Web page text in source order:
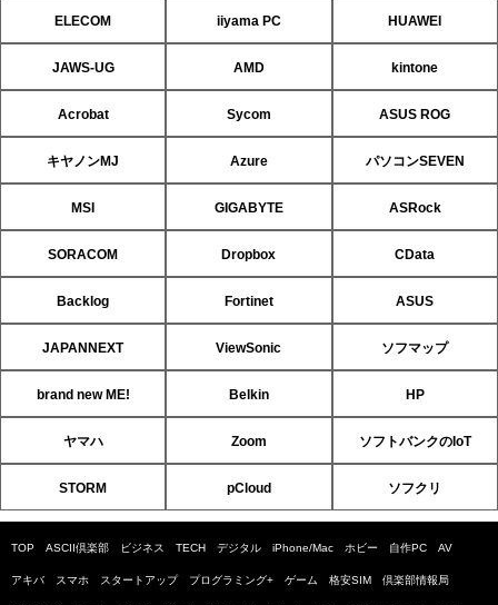
ELECOM iiyama PC HUAWEI
JAWS-UG AMD kintone
Acrobat Sycom ASUS ROG
キヤノンMJ Azure パソコンSEVEN
MSI GIGABYTE ASRock
SORACOM Dropbox CData
Backlog Fortinet ASUS
JAPANNEXT ViewSonic ソフマップ
brand new ME! Belkin HP
ヤマハ Zoom ソフトバンクのIoT
STORM pCloud ソフクリ
TOP ASCII倶楽部 ビジネス TECH デジタル iPhone/Mac ホビー 自作PC AV
アキバ スマホ スタートアップ プログラミング+ ゲーム 格安SIM 倶楽部情報局